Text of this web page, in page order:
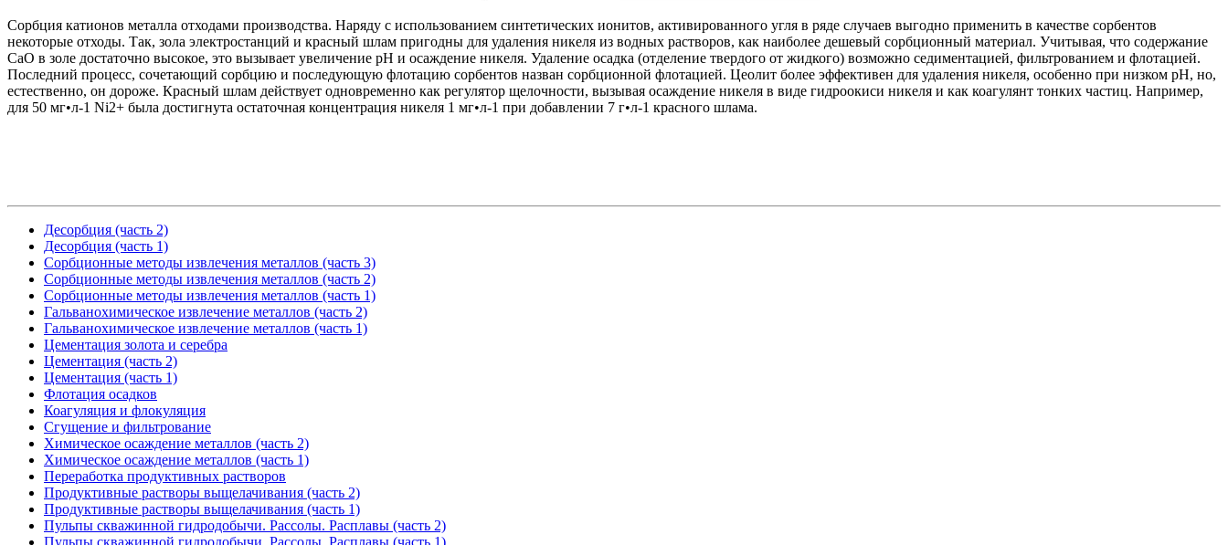
Сорбция катионов металла отходами производства. Наряду с использованием синтетических ионитов, активированного угля в ряде случаев выгодно применить в качестве сорбентов
некоторые отходы. Так, зола электростанций и красный шлам пригодны для удаления никеля из водных растворов, как наиболее дешевый сорбционный материал. Учитывая, что содержание
СаО в золе достаточно высокое, это вызывает увеличение рН и осаждение никеля. Удаление осадка (отделение твердого от жидкого) возможно седиментацией, фильтрованием и флотацией.
Последний процесс, сочетающий сорбцию и последующую флотацию сорбентов назван сорбционной флотацией. Цеолит более эффективен для удаления никеля, особенно при низком рН, но,
естественно, он дороже. Красный шлам действует одновременно как регулятор щелочности, вызывая осаждение никеля в виде гидроокиси никеля и как коагулянт тонких частиц. Например,
для 50 мг•л-1 Ni2+ была достигнута остаточная концентрация никеля 1 мг•л-1 при добавлении 7 г•л-1 красного шлама.
Десорбция (часть 2)
Десорбция (часть 1)
Сорбционные методы извлечения металлов (часть 3)
Сорбционные методы извлечения металлов (часть 2)
Сорбционные методы извлечения металлов (часть 1)
Гальванохимическое извлечение металлов (часть 2)
Гальванохимическое извлечение металлов (часть 1)
Цементация золота и серебра
Цементация (часть 2)
Цементация (часть 1)
Флотация осадков
Коагуляция и флокуляция
Сгущение и фильтрование
Химическое осаждение металлов (часть 2)
Химическое осаждение металлов (часть 1)
Переработка продуктивных растворов
Продуктивные растворы выщелачивания (часть 2)
Продуктивные растворы выщелачивания (часть 1)
Пульпы скважинной гидродобычи. Рассолы. Расплавы (часть 2)
Пульпы скважинной гидродобычи. Рассолы. Расплавы (часть 1)